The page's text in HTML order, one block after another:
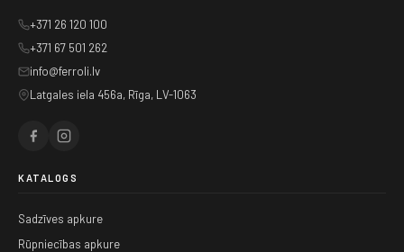
+371 26 120 100
+371 67 501 262
info@ferroli.lv
Latgales iela 456a, Rīga, LV-1063
KATALOGS
Sadzīves apkure
Rūpniecības apkure